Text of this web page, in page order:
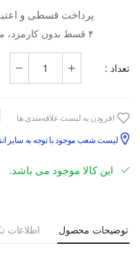
پرداخت قسطی و
۴ قسط بدون کارمزد، ماهانه ۱٬۱۹۲٬۵۰۰ تومان
تعداد :
افزودن به لیست علاقه‌مندی ها
لیست شعب موجود با توجه به سایز
این کالا موجود می باشد.
توضیحات محصول اطلاعات